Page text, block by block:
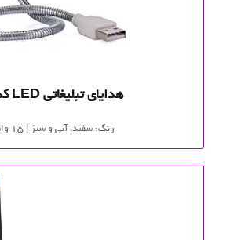
هدایای تبلیغاتی LED کد 4
رنگ: سفید، آبی و سبز | 15 وات